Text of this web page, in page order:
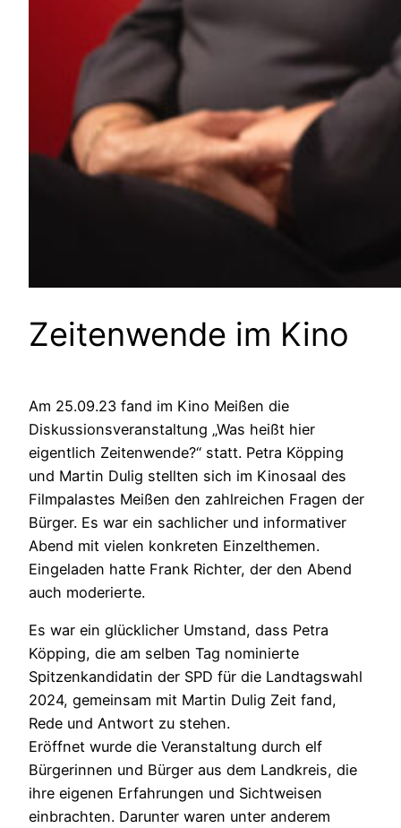
Zeitenwende im Kino
Am 25.09.23 fand im Kino Meißen die
Diskussionsveranstaltung „Was heißt hier
eigentlich Zeitenwende?“ statt. Petra Köpping
und Martin Dulig stellten sich im Kinosaal des
Filmpalastes Meißen den zahlreichen Fragen der
Bürger. Es war ein sachlicher und informativer
Abend mit vielen konkreten Einzelthemen.
Eingeladen hatte Frank Richter, der den Abend
auch moderierte.
Es war ein glücklicher Umstand, dass Petra
Köpping, die am selben Tag nominierte
Spitzenkandidatin der SPD für die Landtagswahl
2024, gemeinsam mit Martin Dulig Zeit fand,
Rede und Antwort zu stehen.
Eröffnet wurde die Veranstaltung durch elf
Bürgerinnen und Bürger aus dem Landkreis, die
ihre eigenen Erfahrungen und Sichtweisen
einbrachten. Darunter waren unter anderem